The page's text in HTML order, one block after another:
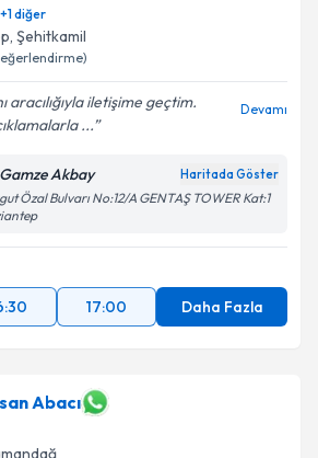
+1diğer
, Şehitkamil
aracılığıyla iletişime geçtim.
...
Devamı
Akbay Haritada Göster
Özal Bulvarı No:12/A GENTAŞ TOWER Kat:1
17:00 Daha Fazla
Abacı